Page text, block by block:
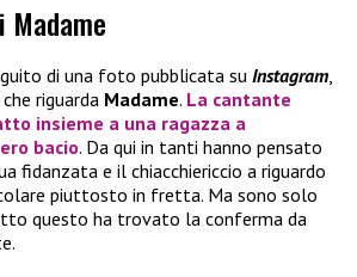
di una foto pubblicata su Instagram,
riguarda Madame. La cantante
insieme a una ragazza a
bacio. Da qui in tanti hanno pensato
fidanzata e il chiacchiericcio a riguardo
piuttosto in fretta. Ma sono solo
questo ha trovato la conferma da